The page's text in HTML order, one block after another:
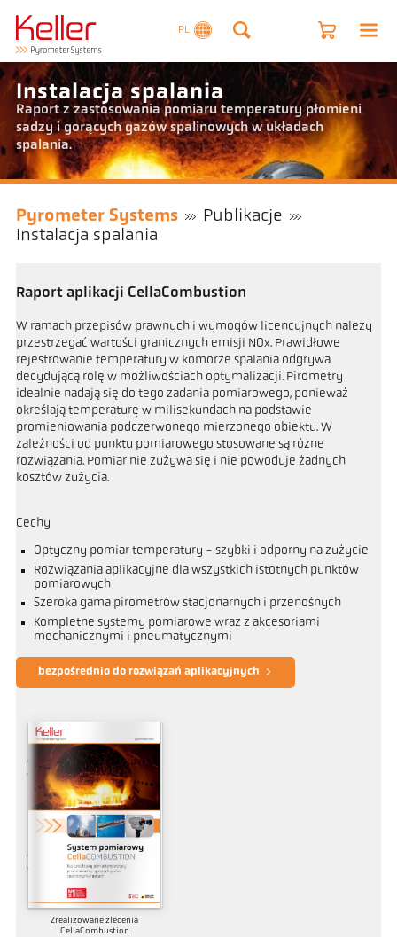
PL
Instalacja spalania
Raport z zastosowania pomiaru temperatury płomieni
sadzy i gorących gazów spalinowych w układach
spalania.
Pyrometer Systems
Publikacje
Instalacja spalania
Raport aplikacji CellaCombustion
W ramach przepisów prawnych i wymogów licencyjnych należy
przestrzegać wartości granicznych emisji NOx. Prawidłowe
rejestrowanie temperatury w komorze spalania odgrywa
decydującą rolę w możliwościach optymalizacji. Pirometry
idealnie nadają się do tego zadania pomiarowego, ponieważ
określają temperaturę w milisekundach na podstawie
promieniowania podczerwonego mierzonego obiektu. W
zależności od punktu pomiarowego stosowane są różne
rozwiązania. Pomiar nie zużywa się i nie powoduje żadnych
kosztów zużycia.
Cechy
Optyczny pomiar temperatury - szybki i odporny na zużycie
Rozwiązania aplikacyjne dla wszystkich istotnych punktów
pomiarowych
Szeroka gama pirometrów stacjonarnych i przenośnych
Kompletne systemy pomiarowe wraz z akcesoriami
mechanicznymi i pneumatycznymi
bezpośrednio do rozwiązań aplikacyjnych
Zrealizowane zlecenia
CellaCombustion